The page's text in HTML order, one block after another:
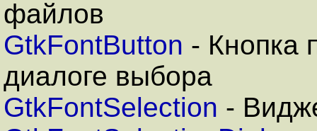
файлов
GtkFontButton - Кнопка
диалоге выбора
GtkFontSelection -